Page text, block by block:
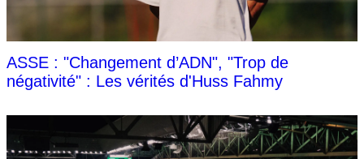
ASSE : "Changement d’ADN", "Trop de
négativité" : Les vérités d'Huss Fahmy